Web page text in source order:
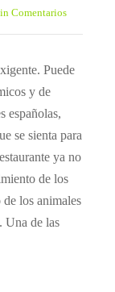
Comentarios
Puede
y de
españolas,
se sienta para
ya no
de los
los animales
Una de las